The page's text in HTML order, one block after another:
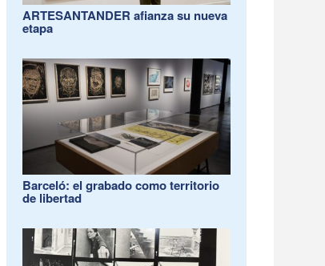
ARTESANTANDER afianza su nueva
etapa
Barceló: el grabado como territorio
de libertad